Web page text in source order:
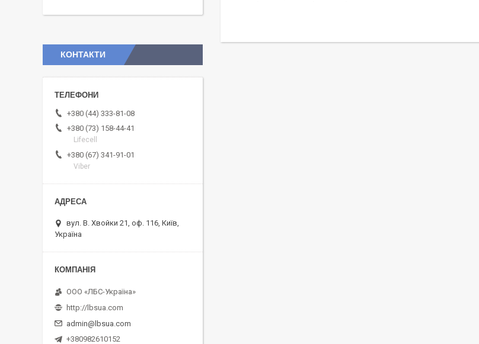
КОНТАКТИ
+380 (44) 333-81-08
+380 (73) 158-44-41
Lifecell
+380 (67) 341-91-01
Viber
вул. В. Хвойки 21, оф. 116, Київ,
Україна
ООО «ЛБС-Україна»
http://lbsua.com
admin@lbsua.com
+380982610152